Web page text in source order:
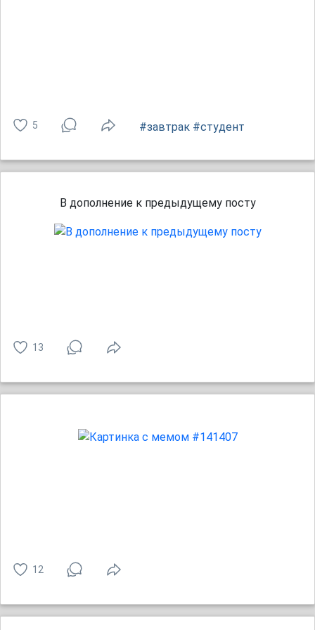
5 #завтрак #студент
В дополнение к предыдущему посту
13
12